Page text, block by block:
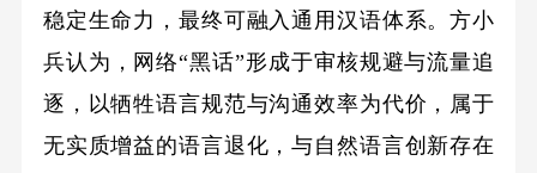
稳定生命力，最终可融入通用汉语体系。方小
兵认为，网络“黑话”形成于审核规避与流量追
逐，以牺牲语言规范与沟通效率为代价，属于
无实质增益的语言退化，与自然语言创新存在